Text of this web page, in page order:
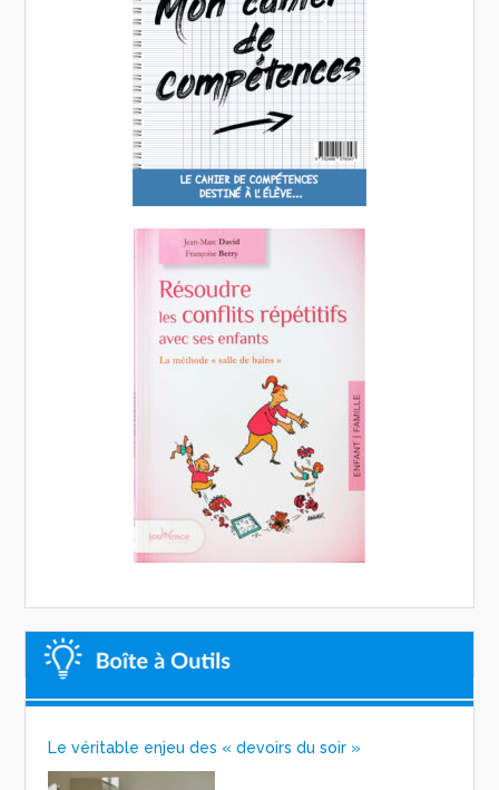
Le véritable enjeu des « devoirs du soir »